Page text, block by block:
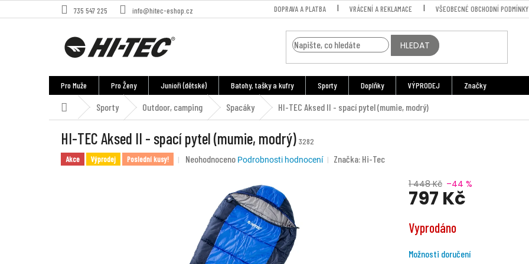
na
735 547 225 info@hitec-eshop.cz DOPRAVA A PLATBA VRÁCENÍ A REKLAMACE VŠEOBECNÉ OBCHODNÍ PODMÍNKY
HLEDAT
Pro Muže Pro Ženy Junioři (dětské) Batohy, tašky a kufry Sporty Doplňky VÝPRODEJ Značky
Domů Sporty Outdoor, camping Spacáky HI-TEC Aksed II - spací pytel (mumie, modrý)
HI-TEC Aksed II - spací pytel (mumie, modrý) 3282
Akce Výprodej Poslední kusy!
Průměrné
hvězdiček.
Neohodnoceno Podrobnosti hodnocení Značka: Hi-Tec
1 448 Kč –44 %
797 Kč
cena:
Vyprodáno
Možnosti doručení